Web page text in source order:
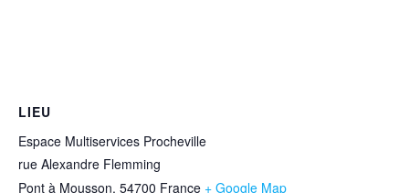
LIEU
Espace Multiservices Procheville
rue Alexandre Flemming
Pont à Mousson, 54700 France + Google Map